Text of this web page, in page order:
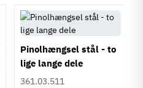
Pinolhængsel stål - to
lige lange dele
361.03.511